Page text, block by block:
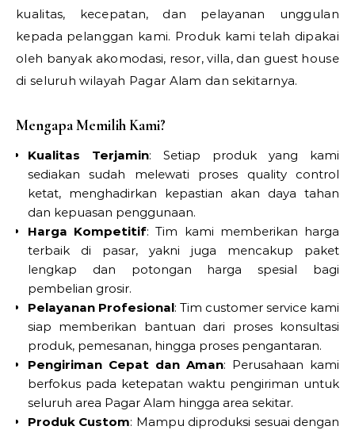
kualitas, kecepatan, dan pelayanan unggulan
kepada pelanggan kami. Produk kami telah dipakai
oleh banyak akomodasi, resor, villa, dan guest house
di seluruh wilayah Pagar Alam dan sekitarnya.
Mengapa Memilih Kami?
Kualitas Terjamin: Setiap produk yang kami
sediakan sudah melewati proses quality control
ketat, menghadirkan kepastian akan daya tahan
dan kepuasan penggunaan.
Harga Kompetitif: Tim kami memberikan harga
terbaik di pasar, yakni juga mencakup paket
lengkap dan potongan harga spesial bagi
pembelian grosir.
Pelayanan Profesional: Tim customer service kami
siap memberikan bantuan dari proses konsultasi
produk, pemesanan, hingga proses pengantaran.
Pengiriman Cepat dan Aman: Perusahaan kami
berfokus pada ketepatan waktu pengiriman untuk
seluruh area Pagar Alam hingga area sekitar.
Produk Custom: Mampu diproduksi sesuai dengan